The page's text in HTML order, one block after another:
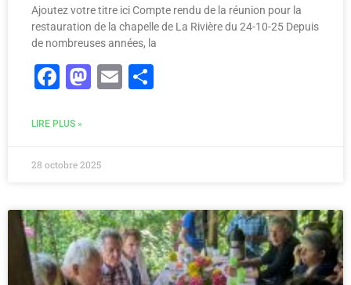
Ajoutez votre titre ici Compte rendu de la réunion pour la
restauration de la chapelle de La Rivière du 24-10-25 Depuis
de nombreuses années, la
Facebook
Mastodon
Email
LIRE PLUS »
28 octobre 2025